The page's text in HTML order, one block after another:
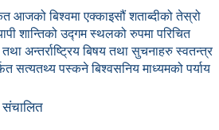
आजको बिश्वमा एक्काइसौं शताब्दीको तेस्रो
शान्तिको उद्गम स्थलको रुपमा परिचित
तथा अन्तर्राष्ट्रिय बिषय तथा सुचनाहरु स्वतन्त्र
सत्यतथ्य पस्कने बिश्वसनिय माध्यमको पर्याय
संचालित